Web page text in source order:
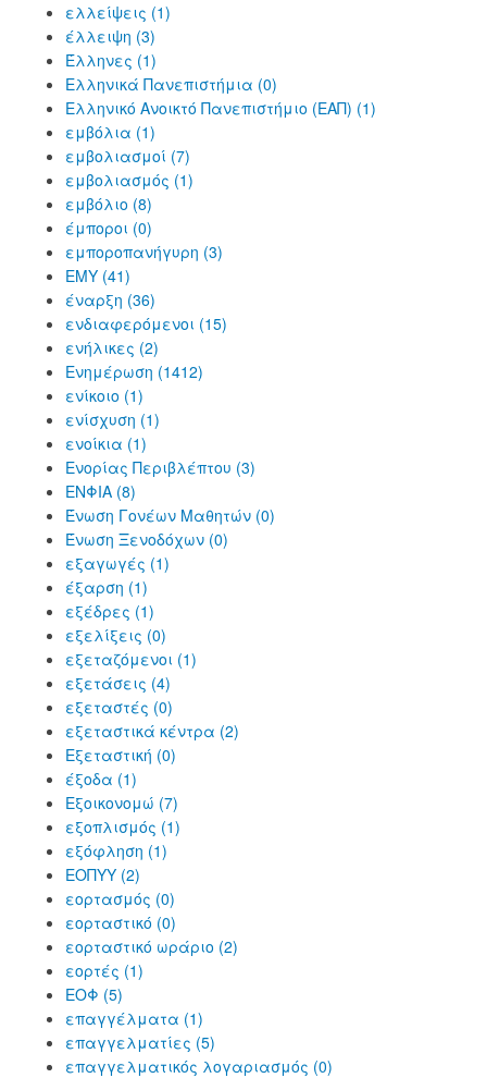
ελλείψεις (1)
έλλειψη (3)
Έλληνες (1)
Ελληνικά Πανεπιστήμια (0)
Ελληνικό Ανοικτό Πανεπιστήμιο (ΕΑΠ) (1)
εμβόλια (1)
εμβολιασμοί (7)
εμβολιασμός (1)
εμβόλιο (8)
έμποροι (0)
εμποροπανήγυρη (3)
ΕΜΥ (41)
έναρξη (36)
ενδιαφερόμενοι (15)
ενήλικες (2)
Ενημέρωση (1412)
ενίκοιο (1)
ενίσχυση (1)
ενοίκια (1)
Ενορίας Περιβλέπτου (3)
ΕΝΦΙΑ (8)
Ένωση Γονέων Μαθητών (0)
Ένωση Ξενοδόχων (0)
εξαγωγές (1)
έξαρση (1)
εξέδρες (1)
εξελίξεις (0)
εξεταζόμενοι (1)
εξετάσεις (4)
εξεταστές (0)
εξεταστικά κέντρα (2)
Εξεταστική (0)
έξοδα (1)
Εξοικονομώ (7)
εξοπλισμός (1)
εξόφληση (1)
ΕΟΠΥΥ (2)
εορτασμός (0)
εορταστικό (0)
εορταστικό ωράριο (2)
εορτές (1)
ΕΟΦ (5)
επαγγέλματα (1)
επαγγελματίες (5)
επαγγελματικός λογαριασμός (0)